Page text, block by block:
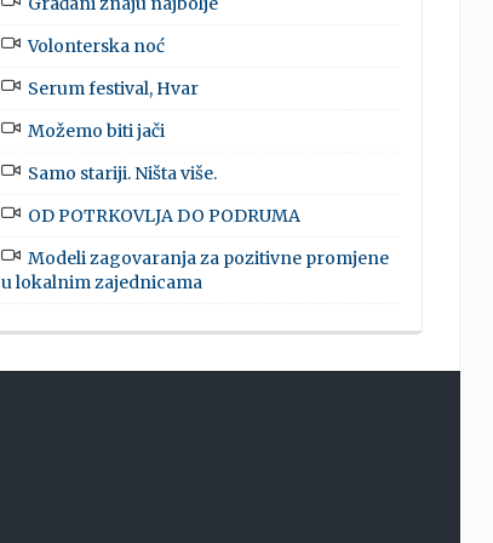
Volonterska noć
Serum festival, Hvar
Možemo biti jači
Samo stariji. Ništa više.
OD POTRKOVLJA DO PODRUMA
Modeli zagovaranja za pozitivne promjene
u lokalnim zajednicama